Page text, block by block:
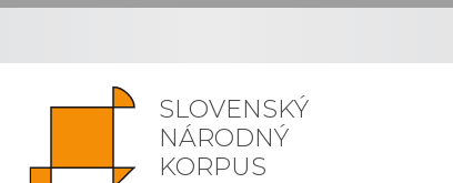
SLOVENSKÝ
NÁRODNÝ
KORPUS